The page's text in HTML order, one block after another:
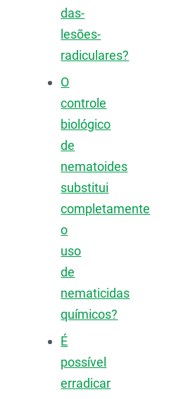
das-
lesões-
radiculares?
O
controle
biológico
de
nematoides
substitui
completamente
o
uso
de
nematicidas
químicos?
É
possível
erradicar